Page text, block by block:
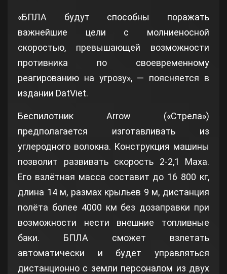
«БПЛА будут способны поражать
важнейшие цели с молниеносной
скоростью, превышающей возможности
противника по своевременному
реагированию на угрозу», — поясняется в
издании DatViet.
Беспилотник Arrow («Стрела»)
предполагается изготавливать из
углеродного волокна. Конструкция машины
позволит развивать скорость 2-2,1 Маха.
Его взлётная масса составит до 16 800 кг,
длина 14 м, размах крыльев 9 м, дистанция
полёта более 4000 км без дозаправки при
возможности нести внешние топливные
баки. БПЛА сможет взлетать
автоматически и будет управляться
дистанционно с земли персоналом из двух